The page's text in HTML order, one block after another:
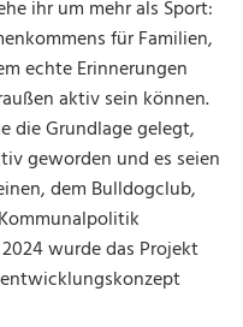
ihr um mehr als Sport:
für Familien,
echte Erinnerungen
aktiv sein können.
die Grundlage gelegt,
geworden und es seien
dem Bulldogclub,
wurde das Projekt